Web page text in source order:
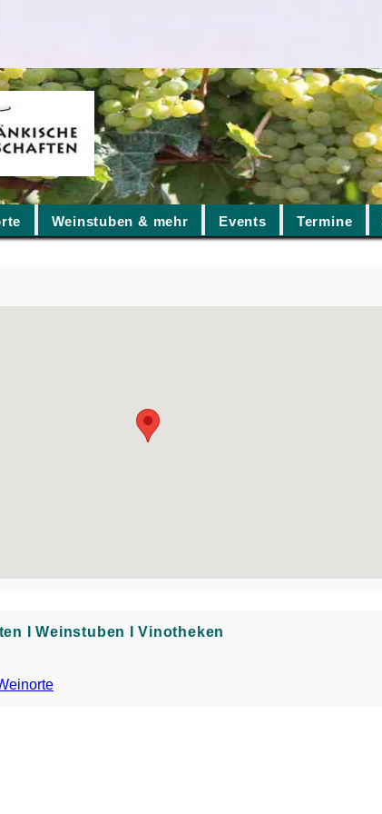
Weinstuben & mehr Events Termine
Ι Weinstuben Ι Vinotheken